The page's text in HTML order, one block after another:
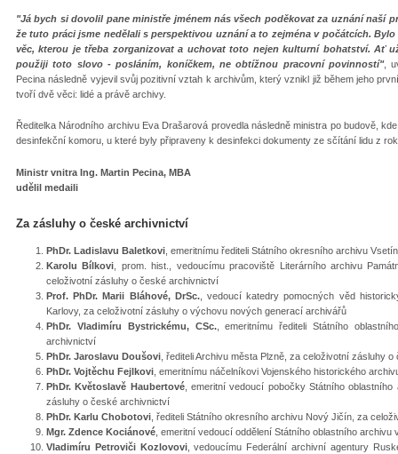
"Já bych si dovolil pane ministře jménem nás všech poděkovat za uznání naší
že tuto práci jsme nedělali s perspektivou uznání a to zejména v počátcích.
věc, kterou je třeba zorganizovat a uchovat toto nejen kulturní bohatství. Ať
použiji toto slovo - posláním, koníčkem, ne obtížnou pracovní povinností",
Pecina následně vyjevil svůj pozitivní vztah k archivům, který vznikl již během jeho
tvoří dvě věci: lidé a právě archivy.
Ředitelka Národního archivu Eva Drašarová provedla následně ministra po budově,
desinfekční komoru, u které byly připraveny k desinfekci dokumenty ze sčítání lidu z
Ministr vnitra Ing. Martin Pecina, MBA
udělil medaili
Za zásluhy o české archivnictví
PhDr. Ladislavu Baletkovi , emeritnímu řediteli Státního okresního archivu
Karolu Bílkovi , prom. hist., vedoucímu pracoviště Literárního archivu
celoživotní zásluhy o české archivnictví
Prof. PhDr. Marii Bláhové, DrSc., vedoucí katedry pomocných věd
Karlovy, za celoživotní zásluhy o výchovu nových generací archivářů
PhDr. Vladimíru Bystrickému, CSc., emeritnímu řediteli Státního
archivnictví
PhDr. Jaroslavu Doušovi , řediteli Archivu města Plzně, za celoživotní zásluhy
PhDr. Vojtěchu Fejlkovi , emeritnímu náčelníkovi Vojenského historického
PhDr. Květoslavě Haubertové, emeritní vedoucí pobočky Státního
zásluhy o české archivnictví
PhDr. Karlu Chobotovi , řediteli Státního okresního archivu Nový Jičín, za
Mgr. Zdence Kociánové , emeritní vedoucí oddělení Státního oblastního
Vladimíru Petroviči Kozlovovi, vedoucímu Federální archivní agentury